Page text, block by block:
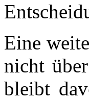
Eine
nicht
bleibt